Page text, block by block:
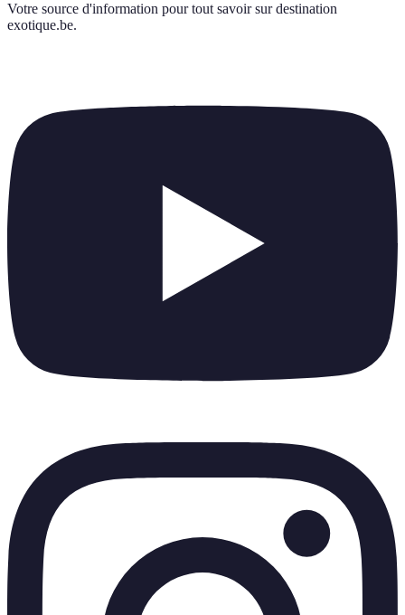
Votre source d'information pour tout savoir sur destination
exotique.be.